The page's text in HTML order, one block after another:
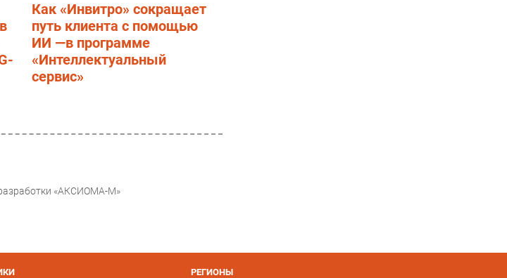
Как «Инвитро» сокращает
путь клиента с помощью
ИИ —в программе
«Интеллектуальный
сервис»
«АКСИОМА-М»
РЕГИОНЫ